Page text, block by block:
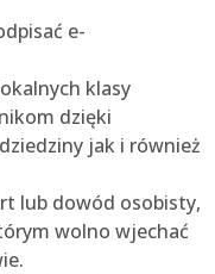
e-
klasy
dzięki
jak i również
lub dowód osobisty,
wolno wjechać